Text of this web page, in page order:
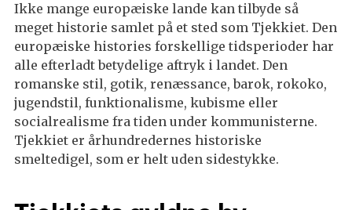
Ikke mange europæiske lande kan tilbyde så
meget historie samlet på et sted som Tjekkiet. Den
europæiske histories forskellige tidsperioder har
alle efterladt betydelige aftryk i landet. Den
romanske stil, gotik, renæssance, barok, rokoko,
jugendstil, funktionalisme, kubisme eller
socialrealisme fra tiden under kommunisterne.
Tjekkiet er århundredernes historiske
smeltedigel, som er helt uden sidestykke.